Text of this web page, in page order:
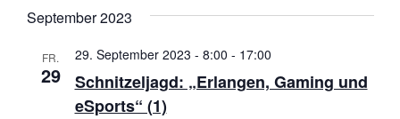
und
Navigation
wählen.
September 2023
FR.
29
Schnitzeljagd: „Erlangen, Gaming und
eSports“ (1)
29. September 2023 - 8:00 - 17:00